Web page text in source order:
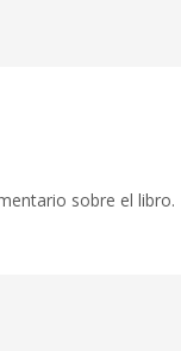
sobre el libro.